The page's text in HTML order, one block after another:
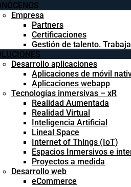
Empresa
Partners
Certificaciones
Gestión de talento.
Desarrollo aplicaciones
Aplicaciones de móvil
Aplicaciones webapp
Tecnologías inmersivas – xR
Realidad Aumentada
Realidad Virtual
Inteligencia Artificial
Lineal Space
Internet of Things (IoT)
Espacios Inmersivos e
Proyectos a medida
Desarrollo web
eCommerce